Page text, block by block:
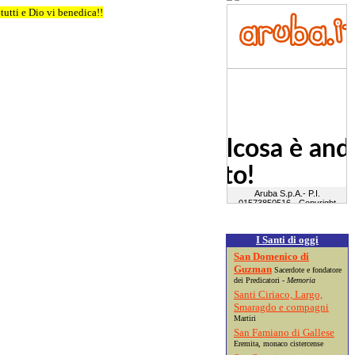
tutti e Dio vi benedica!!
I Santi di oggi
San Domenico di
Guzman Sacerdote e fondatore
dei Predicatori - Memoria
Santi Ciriaco, Largo,
Smaragdo e compagni
Martiri
San Famiano di Gallese
Eremita, monaco cistercense